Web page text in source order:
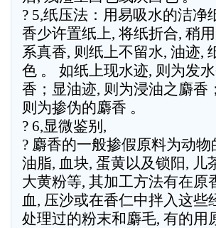
? 5,纸压法：用易吸水的洁净
香少许置纸上, 将纸折合, 稍
系真香, 则纸上不留水, 油迹,
色 。 如纸上现水迹, 则为发
香；显油迹, 则为浸油之麝香
则为掺伪的麝香 。
? 6,显微鉴别,
? 麝香的一般掺假原料为动物
油脂, 血块, 蛋黄以及锁阳, 儿
大黄粉等, 其加工方法有在原
血, 压沙或在香仁中拌入这些
处理过的粉末和麝毛, 有的用